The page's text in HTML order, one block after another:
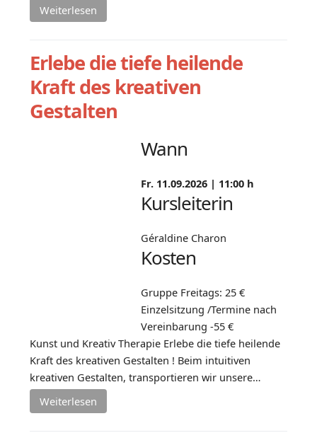
Weiterlesen
Erlebe die tiefe heilende
Kraft des kreativen
Gestalten
Wann
Fr. 11.09.2026 | 11:00 h
Kursleiterin
Géraldine Charon
Kosten
Gruppe Freitags: 25 €
Einzelsitzung /Termine nach
Vereinbarung -55 €
Kunst und Kreativ Therapie Erlebe die tiefe heilende
Kraft des kreativen Gestalten ! Beim intuitiven
kreativen Gestalten, transportieren wir unsere…
Weiterlesen